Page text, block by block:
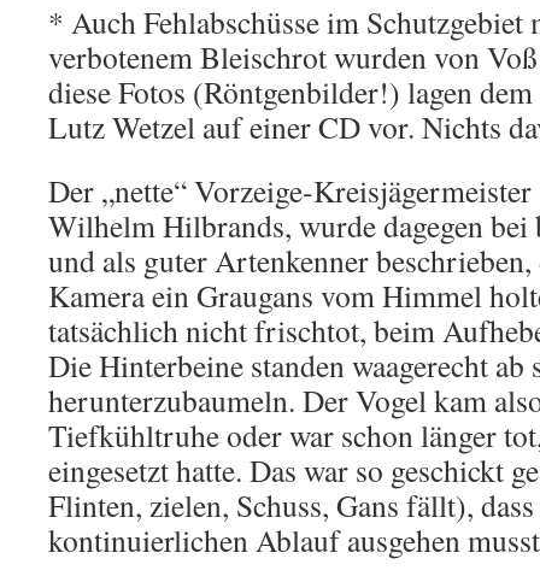
* Auch Fehlabschüsse im Schutzgebiet
verbotenem Bleischrot wurden von
diese Fotos (Röntgenbilder!) lagen
Lutz Wetzel auf einer CD vor. Nichts
Der „nette“ Vorzeige-
Wilhelm Hilbrands, wurde dagegen bei
und als guter Artenkenner
Kamera ein Graugans vom Himmel
tatsächlich nicht frischtot, beim
Die Hinterbeine standen waagerecht ab
herunterzubaumeln. Der Vogel kam
Tiefkühltruhe oder war schon länger
eingesetzt hatte. Das war so geschickt
Flinten, zielen, Schuss, Gans fällt),
kontinuierlichen Ablauf ausgehen